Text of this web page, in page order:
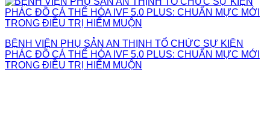
BỆNH VIỆN PHỤ SẢN AN THỊNH TỔ CHỨC SỰ KIỆN
PHÁC ĐỒ CÁ THỂ HÓA IVF 5.0 PLUS: CHUẨN MỰC MỚI
TRONG ĐIỀU TRỊ HIẾM MUỘN